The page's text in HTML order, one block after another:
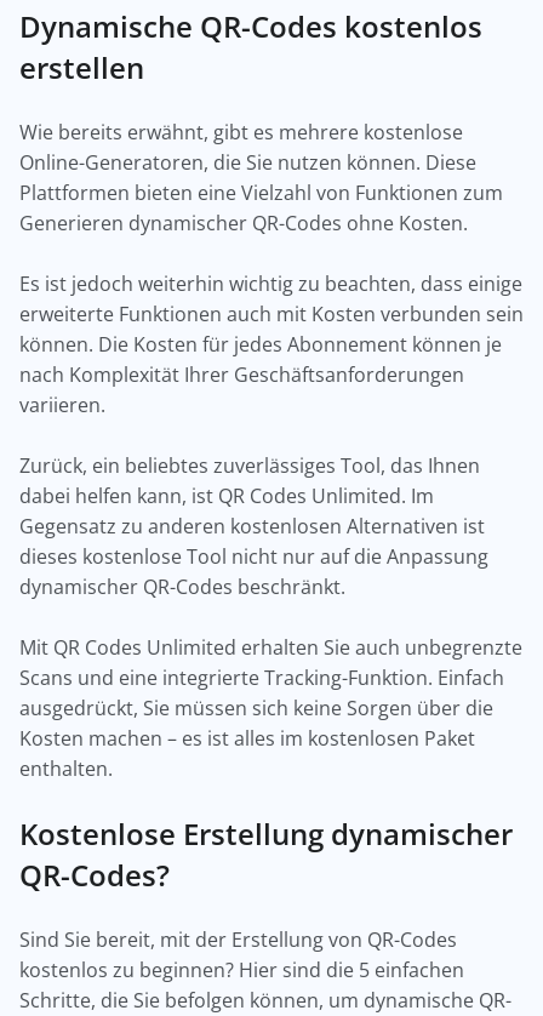
Dynamische QR-Codes kostenlos
erstellen
Wie bereits erwähnt, gibt es mehrere kostenlose
Online-Generatoren, die Sie nutzen können. Diese
Plattformen bieten eine Vielzahl von Funktionen zum
Generieren dynamischer QR-Codes ohne Kosten.
Es ist jedoch weiterhin wichtig zu beachten, dass einige
erweiterte Funktionen auch mit Kosten verbunden sein
können. Die Kosten für jedes Abonnement können je
nach Komplexität Ihrer Geschäftsanforderungen
variieren.
Zurück, ein beliebtes zuverlässiges Tool, das Ihnen
dabei helfen kann, ist QR Codes Unlimited. Im
Gegensatz zu anderen kostenlosen Alternativen ist
dieses kostenlose Tool nicht nur auf die Anpassung
dynamischer QR-Codes beschränkt.
Mit QR Codes Unlimited erhalten Sie auch unbegrenzte
Scans und eine integrierte Tracking-Funktion. Einfach
ausgedrückt, Sie müssen sich keine Sorgen über die
Kosten machen – es ist alles im kostenlosen Paket
enthalten.
Kostenlose Erstellung dynamischer
QR-Codes?
Sind Sie bereit, mit der Erstellung von QR-Codes
kostenlos zu beginnen? Hier sind die 5 einfachen
Schritte, die Sie befolgen können, um dynamische QR-